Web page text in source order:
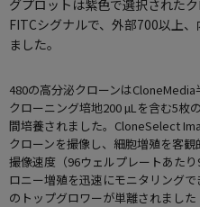
グプロットは紫色で選択された
FITCシグナルで、外部700以上
ました。
480の高分泌クローンは
クローニング培地200 µLを含む5枚
間培養されました。CloneSelect
クローンを撮像し、細胞増殖を客
撮像速度（96ウェルプレートあた
ロニー増殖を迅速にモニタリング
のトップグロワーが単離されました